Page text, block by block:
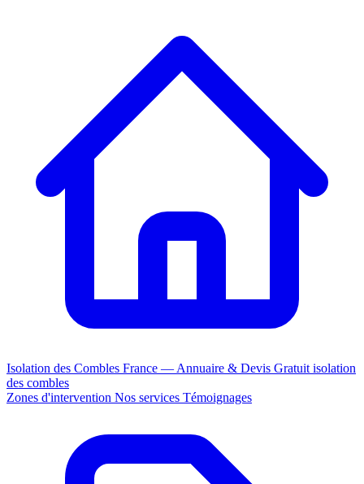
Isolation des Combles France — Annuaire & Devis Gratuit isolation
des combles
Zones d'intervention Nos services Témoignages